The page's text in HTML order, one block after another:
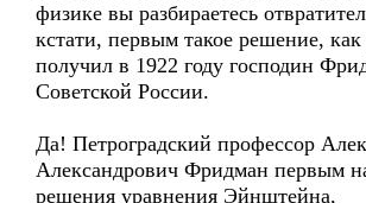
физике вы разбираетесь
кстати, первым такое решение, как
получил в 1922 году господин
Советской России.
Да! Петроградский профессор
Александрович Фридман первым
решения уравнения Эйнштейна,